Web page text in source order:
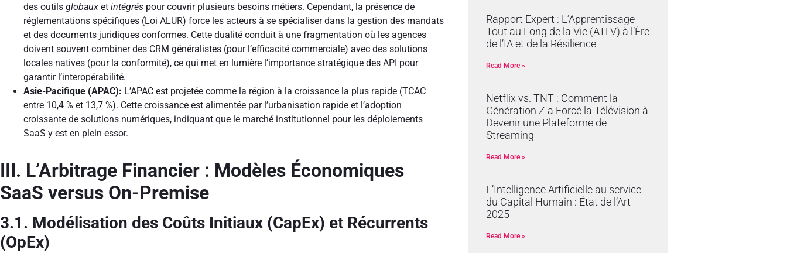
des outils globaux et intégrés pour couvrir plusieurs besoins métiers. Cependant, la présence de
réglementations spécifiques (Loi ALUR) force les acteurs à se spécialiser dans la gestion des mandats
et des documents juridiques conformes. Cette dualité conduit à une fragmentation où les agences
doivent souvent combiner des CRM généralistes (pour l’efficacité commerciale) avec des solutions
locales natives (pour la conformité), ce qui met en lumière l’importance stratégique des API pour
garantir l’interopérabilité.
Asie-Pacifique (APAC): L’APAC est projetée comme la région à la croissance la plus rapide (TCAC
entre 10,4 % et 13,7 %). Cette croissance est alimentée par l’urbanisation rapide et l’adoption
croissante de solutions numériques, indiquant que le marché institutionnel pour les déploiements
SaaS y est en plein essor.
III. L’Arbitrage Financier : Modèles Économiques
SaaS versus On-Premise
3.1. Modélisation des Coûts Initiaux (CapEx) et Récurrents
(OpEx)
Rapport Expert : L’Apprentissage
Tout au Long de la Vie (ATLV) à l’Ère
de l’IA et de la Résilience
Read More »
Netflix vs. TNT : Comment la
Génération Z a Forcé la Télévision à
Devenir une Plateforme de
Streaming
Read More »
L’Intelligence Artificielle au service
du Capital Humain : État de l’Art
2025
Read More »